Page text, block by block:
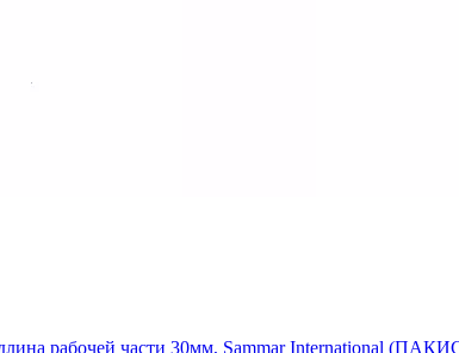
рабочей части 30мм, Sammar International